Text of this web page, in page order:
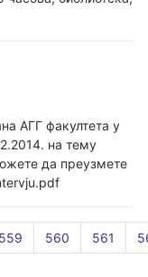
АГГ факултета у
на тему
да преузмете
559 560 561